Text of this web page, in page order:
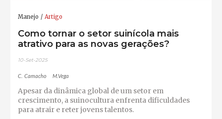
Manejo Artigo
Como tornar o setor suinícola mais
atrativo para as novas gerações?
10-Set-2025
C. Camacho M.Vega
Apesar da dinâmica global de um setor em
crescimento, a suinocultura enfrenta dificuldades
para atrair e reter jovens talentos.